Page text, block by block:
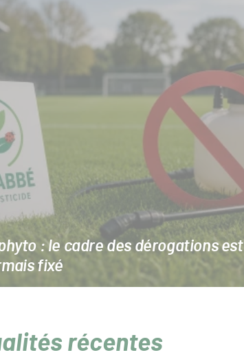
: le cadre des dérogations est
fixé
récentes